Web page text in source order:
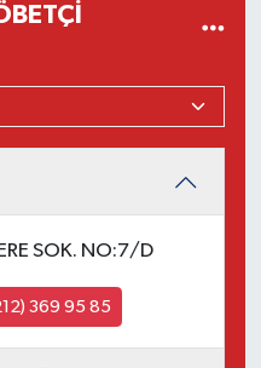
SOK. NO:7/D
369 95 85